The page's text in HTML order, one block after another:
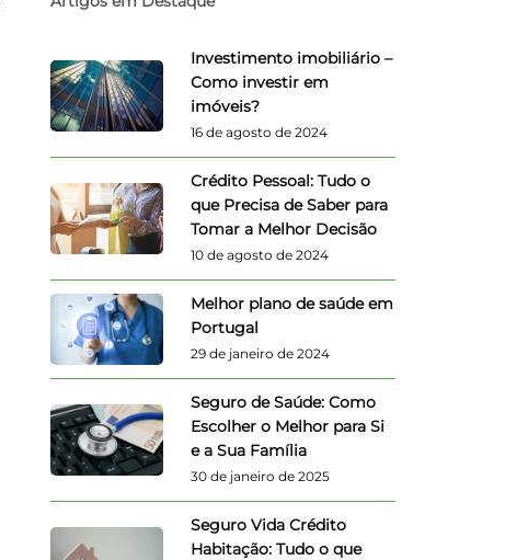
Investimento imobiliário –
Como investir em
imóveis?
16 de agosto de 2024
Crédito Pessoal: Tudo o
que Precisa de Saber para
Tomar a Melhor Decisão
10 de agosto de 2024
Melhor plano de saúde em
Portugal
29 de janeiro de 2024
Seguro de Saúde: Como
Escolher o Melhor para Si
e a Sua Família
30 de janeiro de 2025
Seguro Vida Crédito
Habitação: Tudo o que